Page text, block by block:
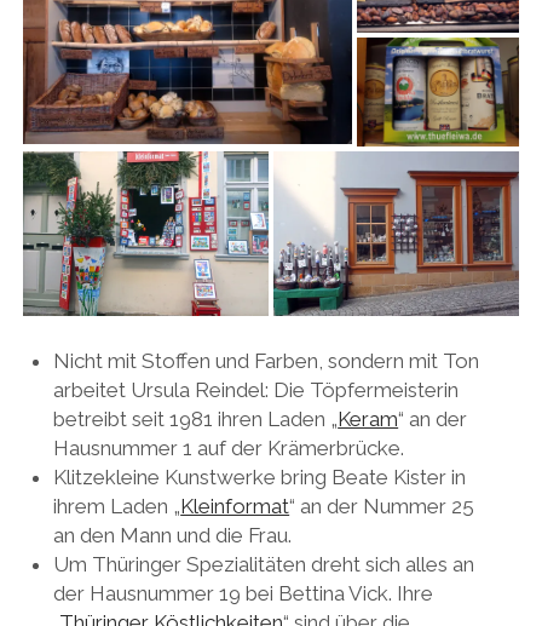
Nicht mit Stoffen und Farben, sondern mit Ton
arbeitet Ursula Reindel: Die Töpfermeisterin
betreibt seit 1981 ihren Laden „Keram“ an der
Hausnummer 1 auf der Krämerbrücke.
Klitzekleine Kunstwerke bring Beate Kister in
ihrem Laden „Kleinformat“ an der Nummer 25
an den Mann und die Frau.
Um Thüringer Spezialitäten dreht sich alles an
der Hausnummer 19 bei Bettina Vick. Ihre